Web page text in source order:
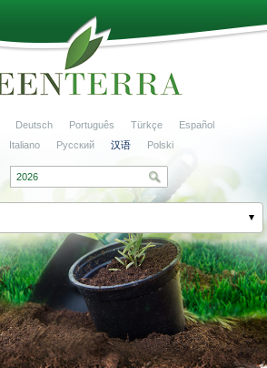
Deutsch Português Türkçe
Español
Italiano Русский 汉语 Polski